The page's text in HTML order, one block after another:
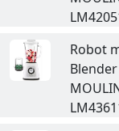
Robot